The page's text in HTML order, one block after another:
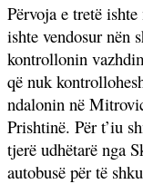
Përvoja e tretë
ishte vendosur nën
kontrollonin
që nuk
ndalonin në
Prishtinë. Për t’iu
tjerë udhëtarë nga
autobusë për të